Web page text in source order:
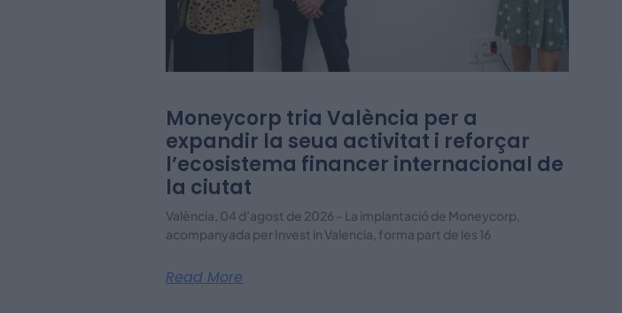
Moneycorp tria València per a
expandir la seua activitat i reforçar
l’ecosistema financer internacional de
la ciutat
València, 04 d’agost de 2026 – La implantació de Moneycorp,
acompanyada per Invest in Valencia, forma part de les 16
Read More